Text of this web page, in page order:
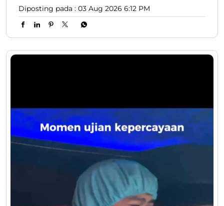
Diposting pada : 03 Aug 2026 6:12 PM